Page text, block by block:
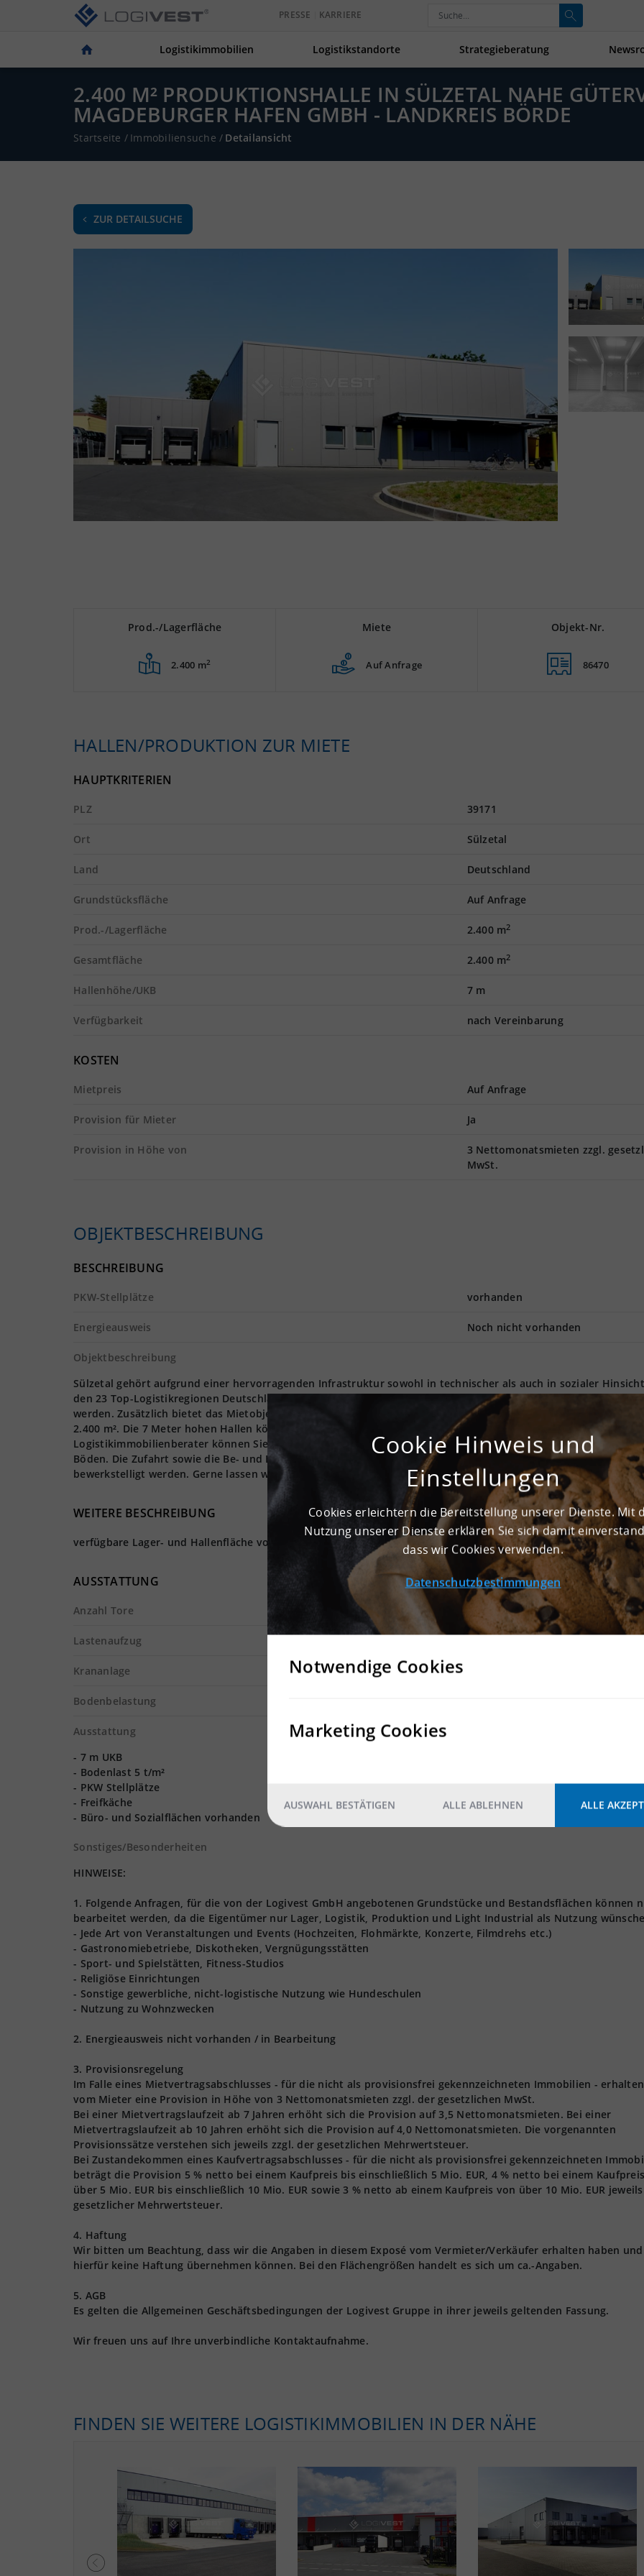
PRESSE KARRIERE
Logistikimmobilien Logistikstandorte Strategieberatung
2.400 M² PRODUKTIONSHALLE IN SÜLZETAL NAHE
MAGDEBURGER HAFEN GMBH - LANDKREIS BÖRDE
Startseite / Immobiliensuche / Detailansicht
ZUR DETAILSUCHE
Prod.-/Lagerfläche
2.400 m2
Miete
Auf Anfrage
Objekt-Nr.
86470
HALLEN/PRODUKTION ZUR MIETE
HAUPTKRITERIEN
PLZ 39171
Ort Sülzetal
Land Deutschland
Grundstücksfläche Auf Anfrage
Prod.-/Lagerfläche 2.400 m2
Gesamtfläche 2.400 m2
Hallenhöhe/UKB 7 m
Verfügbarkeit nach Vereinbarung
KOSTEN
Mietpreis Auf Anfrage
Provision für Mieter Ja
Provision in Höhe von
3 Nettomonatsmieten zzgl.
MwSt.
OBJEKTBESCHREIBUNG
BESCHREIBUNG
PKW-Stellplätze vorhanden
Energieausweis Noch nicht vorhanden
Objektbeschreibung
Sülzetal gehört aufgrund einer hervorragenden Infrastruktur sowohl in technischer als auch in sozialer
den 23 Top-Logistikregionen Deutschlands. In 39171 Sülzetal kann eine moderne Logistikimmobilie angemietet
werden. Zusätzlich bietet das Mietobjekt 2.400 m² reine Lagerfläche. Die Gesamtfläche der Hallen beläuft sich
2.400 m². Die 7 Meter hohen Hallen können vollends genutzt werden. Nach Vereinbarung mit Ihrem
Logistikimmobilienberater können Sie die Immobilie mieten. 5.000 kg pro m² beträgt die Belastbarkeitsgrenze
Böden. Die Zufahrt sowie die Be- und Entladevorgänge können über die ebenerdigen Tore unkompliziert
bewerkstelligt werden. Gerne lassen wir Ihnen weitere Informationen zu den Mietpreisen zukommen.
WEITERE BESCHREIBUNG
verfügbare Lager- und Hallenfläche von ca. 2.400 m²
AUSSTATTUNG
Anzahl Tore
Lastenaufzug
Krananlage
Bodenbelastung
Ausstattung
- 7 m UKB
- Bodenlast 5 t/m²
- PKW Stellplätze
- Freifkäche
- Büro- und Sozialflächen vorhanden
Sonstiges/Besonderheiten
HINWEISE:
1. Folgende Anfragen, für die von der Logivest GmbH angebotenen Grundstücke und Bestandsflächen können
bearbeitet werden, da die Eigentümer nur Lager, Logistik, Produktion und Light Industrial als Nutzung
- Jede Art von Veranstaltungen und Events (Hochzeiten, Flohmärkte, Konzerte, Filmdrehs etc.)
- Gastronomiebetriebe, Diskotheken, Vergnügungsstätten
- Sport- und Spielstätten, Fitness-Studios
- Religiöse Einrichtungen
- Sonstige gewerbliche, nicht-logistische Nutzung wie Hundeschulen
- Nutzung zu Wohnzwecken
2. Energieausweis nicht vorhanden / in Bearbeitung
3. Provisionsregelung
Im Falle eines Mietvertragsabschlusses - für die nicht als provisionsfrei gekennzeichneten Immobilien -
vom Mieter eine Provision in Höhe von 3 Nettomonatsmieten zzgl. der gesetzlichen MwSt.
Bei einer Mietvertragslaufzeit ab 7 Jahren erhöht sich die Provision auf 3,5 Nettomonatsmieten. Bei einer
Mietvertragslaufzeit ab 10 Jahren erhöht sich die Provision auf 4,0 Nettomonatsmieten. Die vorgenannten
Provisionssätze verstehen sich jeweils zzgl. der gesetzlichen Mehrwertsteuer.
Bei Zustandekommen eines Kaufvertragsabschlusses - für die nicht als provisionsfrei gekennzeichneten
beträgt die Provision 5 % netto bei einem Kaufpreis bis einschließlich 5 Mio. EUR, 4 % netto bei einem
über 5 Mio. EUR bis einschließlich 10 Mio. EUR sowie 3 % netto ab einem Kaufpreis von über 10 Mio. EUR
gesetzlicher Mehrwertsteuer.
4. Haftung
Wir bitten um Beachtung, dass wir die Angaben in diesem Exposé vom Vermieter/Verkäufer erhalten haben und
hierfür keine Haftung übernehmen können. Bei den Flächengrößen handelt es sich um ca.-Angaben.
5. AGB
Es gelten die Allgemeinen Geschäftsbedingungen der Logivest Gruppe in ihrer jeweils geltenden Fassung.
Wir freuen uns auf Ihre unverbindliche Kontaktaufnahme.
FINDEN SIE WEITERE LOGISTIKIMMOBILIEN IN DER NÄHE
Cookie Hinweis und
Einstellungen
Cookies erleichtern die Bereitstellung unserer Dienste. Mit
Nutzung unserer Dienste erklären Sie sich damit
dass wir Cookies verwenden.
Datenschutzbestimmungen
Notwendige Cookies
Marketing Cookies
AUSWAHL BESTÄTIGEN ALLE ABLEHNEN ALLE